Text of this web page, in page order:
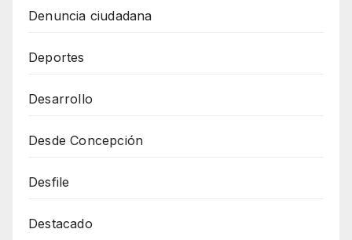
Denuncia ciudadana
Deportes
Desarrollo
Desde Concepción
Desfile
Destacado